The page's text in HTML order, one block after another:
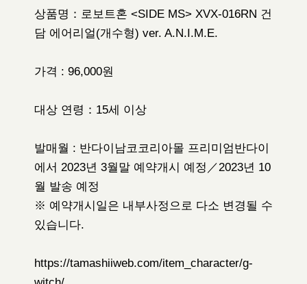
상품명：로보트혼 <SIDE MS> XVX-016RN 건
담 에어리얼(개수형) ver. A.N.I.M.E.
가격 : 96,000원
대상 연령：15세 이상
발매월 : 반다이남코코리아몰 프리미엄반다이
에서 2023년 3월말 예약개시 예정／2023년 10
월 발송 예정
※ 예약개시일은 내부사정으로 다소 변경될 수
있습니다.
https://tamashiiweb.com/item_character/g-